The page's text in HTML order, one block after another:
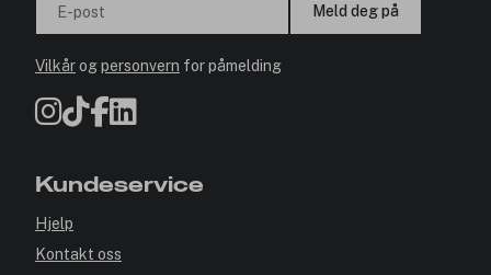
E-post Meld deg på
Vilkårogpersonvern for påmelding
Kundeservice
Hjelp
Kontakt oss